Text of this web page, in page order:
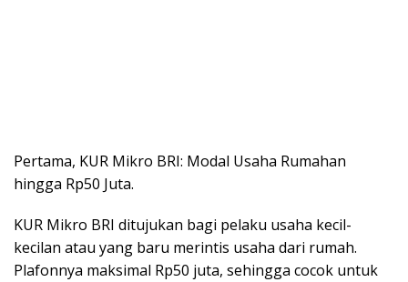
Pertama, KUR Mikro BRI: Modal Usaha Rumahan
hingga Rp50 Juta.
KUR Mikro BRI ditujukan bagi pelaku usaha kecil-
kecilan atau yang baru merintis usaha dari rumah.
Plafonnya maksimal Rp50 juta, sehingga cocok untuk